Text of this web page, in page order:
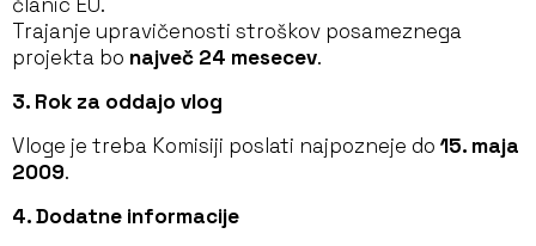
Trajanje upravičenosti stroškov posameznega
projekta bo največ 24 mesecev.
3. Rok za oddajo vlog
Vloge je treba Komisiji poslati najpozneje do 15. maja
2009.
4. Dodatne informacije